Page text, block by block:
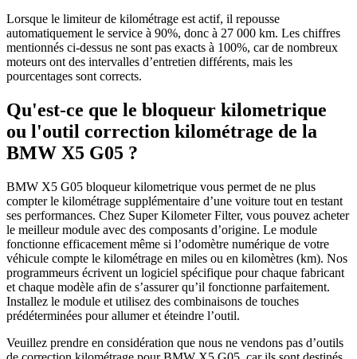
Lorsque le limiteur de kilométrage est actif, il repousse
automatiquement le service à 90%, donc à 27 000 km. Les chiffres
mentionnés ci-dessus ne sont pas exacts à 100%, car de nombreux
moteurs ont des intervalles d’entretien différents, mais les
pourcentages sont corrects.
Qu'est-ce que le bloqueur kilometrique
ou l'outil correction kilométrage de la
BMW X5 G05 ?
BMW X5 G05 bloqueur kilometrique vous permet de ne plus
compter le kilométrage supplémentaire d’une voiture tout en testant
ses performances. Chez Super Kilometer Filter, vous pouvez acheter
le meilleur module avec des composants d’origine. Le module
fonctionne efficacement même si l’odomètre numérique de votre
véhicule compte le kilométrage en miles ou en kilomètres (km). Nos
programmeurs écrivent un logiciel spécifique pour chaque fabricant
et chaque modèle afin de s’assurer qu’il fonctionne parfaitement.
Installez le module et utilisez des combinaisons de touches
prédéterminées pour allumer et éteindre l’outil.
Veuillez prendre en considération que nous ne vendons pas d’outils